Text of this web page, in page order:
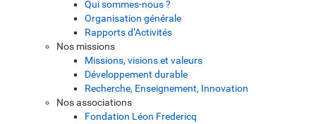
Qui sommes-nous ?
Organisation générale
Rapports d’Activités
Nos missions
Missions, visions et valeurs
Développement durable
Recherche, Enseignement, Innovation
Nos associations
Fondation Léon Fredericq